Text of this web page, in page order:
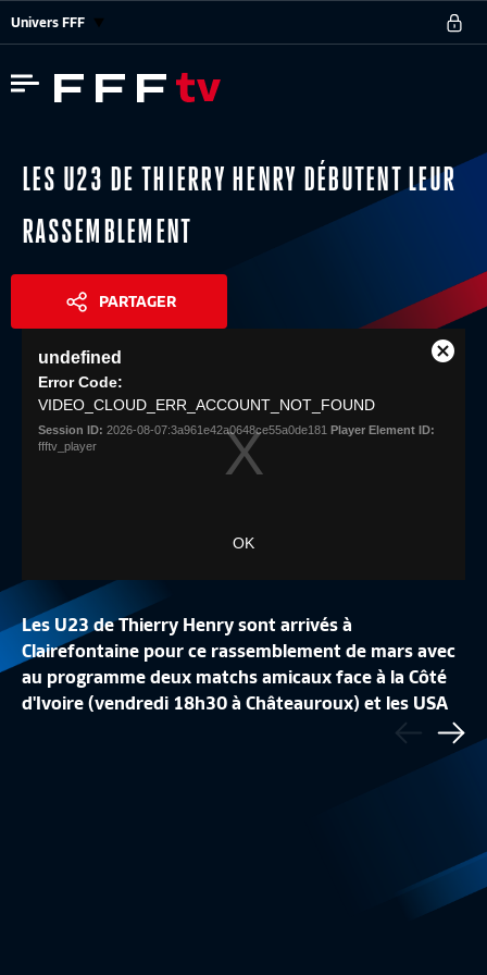
Univers FFF
LES U23 DE THIERRY HENRY DÉBUTENT LEUR
RASSEMBLEMENT
PARTAGER
Share
modal
undefined
Error Code:
VIDEO_CLOUD_ERR_ACCOUNT_NOT_FOUND
Session ID: 2026-08-07:3a961e42a0648ce55a0de181 Player Element ID:
ffftv_player
OK
Close
Les U23 de Thierry Henry sont arrivés à
Clairefontaine pour ce rassemblement de mars avec
au programme deux matchs amicaux face à la Côté
d'Ivoire (vendredi 18h30 à Châteauroux) et les USA
Précédent
LA CONFÉRENCE
REPLAY
Equipe de